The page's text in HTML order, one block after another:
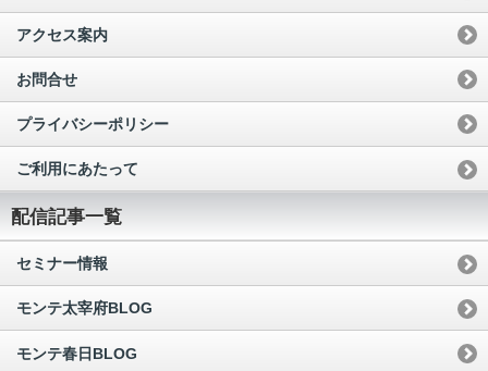
アクセス案内
お問合せ
プライバシーポリシー
ご利用にあたって
配信記事一覧
セミナー情報
モンテ太宰府BLOG
モンテ春日BLOG